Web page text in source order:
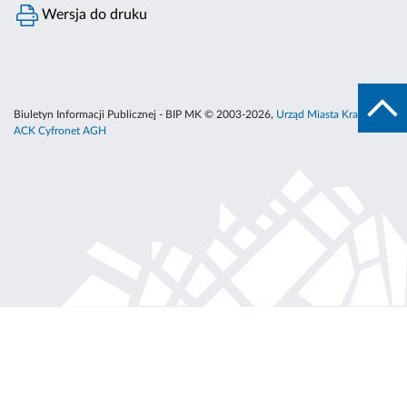
Wersja do druku
Biuletyn Informacji Publicznej - BIP MK © 2003-2026, Urząd Miasta Krakowa
ACK Cyfronet AGH